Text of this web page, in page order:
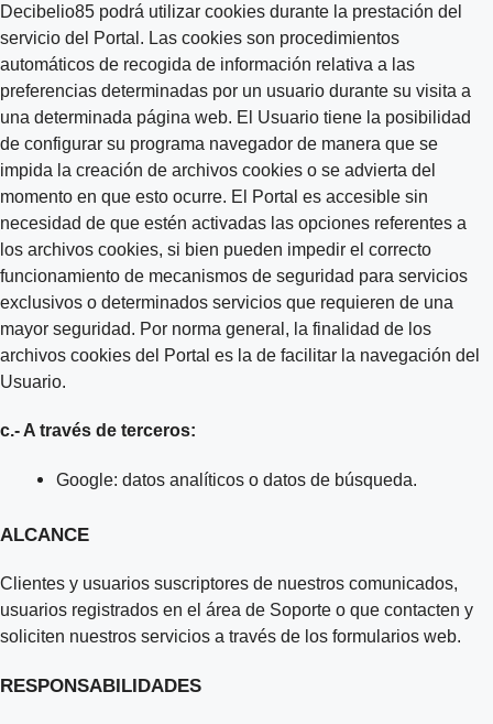
Decibelio85 podrá utilizar cookies durante la prestación del
servicio del Portal. Las cookies son procedimientos
automáticos de recogida de información relativa a las
preferencias determinadas por un usuario durante su visita a
una determinada página web. El Usuario tiene la posibilidad
de configurar su programa navegador de manera que se
impida la creación de archivos cookies o se advierta del
momento en que esto ocurre. El Portal es accesible sin
necesidad de que estén activadas las opciones referentes a
los archivos cookies, si bien pueden impedir el correcto
funcionamiento de mecanismos de seguridad para servicios
exclusivos o determinados servicios que requieren de una
mayor seguridad. Por norma general, la finalidad de los
archivos cookies del Portal es la de facilitar la navegación del
Usuario.
c.- A través de terceros:
Google: datos analíticos o datos de búsqueda.
ALCANCE
Clientes y usuarios suscriptores de nuestros comunicados,
usuarios registrados en el área de Soporte o que contacten y
soliciten nuestros servicios a través de los formularios web.
RESPONSABILIDADES